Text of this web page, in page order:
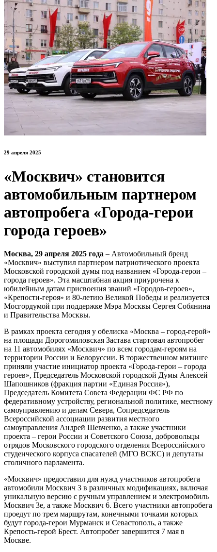
29 апреля 2025
«Москвич» становится
автомобильным партнером
автопробега «Города-герои
города героев»
Москва, 29 апреля 2025 года – Автомобильный бренд
«Москвич» выступил партнером патриотического проекта
Московской городской думы под названием «Города-герои –
города героев». Эта масштабная акция приурочена к
юбилейным датам присвоения званий «Городов-героев»,
«Крепости-героя» и 80-летию Великой Победы и реализуется
Мосгордумой при поддержке Мэра Москвы Сергея Собянина
и Правительства Москвы.
В рамках проекта сегодня у обелиска «Москва – город-герой»
на площади Дорогомиловская Застава стартовал автопробег
на 11 автомобилях «Москвич» по всем городам-героям на
территории России и Белоруссии. В торжественном митинге
приняли участие инициатор проекта «Города-герои – города
героев», Председатель Московской городской Думы Алексей
Шапошников (фракция партии «Единая Россия»),
Председатель Комитета Совета Федерации ФС РФ по
федеративному устройству, региональной политике, местному
самоуправлению и делам Севера, Сопредседатель
Всероссийской ассоциации развития местного
самоуправления Андрей Шевченко, а также участники
проекта – герои России и Советского Союза, добровольцы
отрядов Московского городского отделения Всероссийского
студенческого корпуса спасателей (МГО ВСКС) и депутаты
столичного парламента.
«Москвич» предоставил для нужд участников автопробега
автомобили Москвич 3 в различных модификациях, включая
уникальную версию с ручным управлением и электромобиль
Москвич 3е, а также Москвич 6. Всего участники автопробега
проедут по трем маршрутам, конечными точками которых
будут города-герои Мурманск и Севастополь, а также
Крепость-герой Брест. Автопробег завершится 7 мая в
Москве.